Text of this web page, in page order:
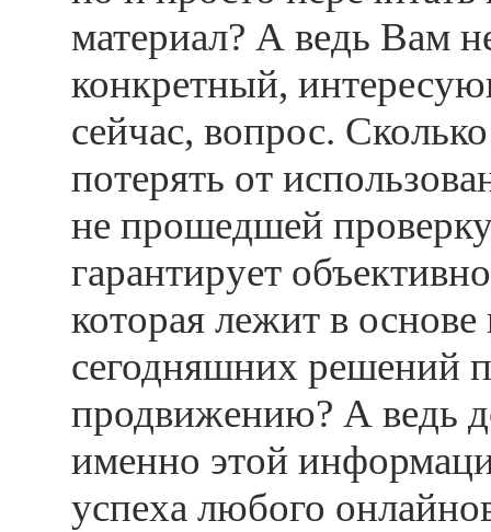
материал? А ведь Вам
конкретный,
сейчас, вопрос.
потерять от
не прошедшей
гарантирует
которая лежит в
сегодняшних решений
продвижению? А ведь
именно этой
успеха любого